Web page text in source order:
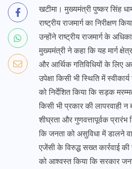
खटीमा। मुख्यमंत्री पुष्कर सिंह
राष्ट्रीय राजमार्ग का निरीक्षण
उन्होंने राष्ट्रीय राजमार्ग के
मुख्यमंत्री ने कहा कि यह मार्ग
और आर्थिक गतिविधियों के लिए
उपेक्षा किसी भी स्थिति में
को निर्देशित किया कि सड़क
किसी भी प्रकार की लापरवाही न
शीघ्रता और गुणवत्तापूर्वक
कि जनता को असुविधा में डालने
एजेंसी के विरुद्ध सख्त कार्रवाई की
को आश्वस्त किया कि सरकार